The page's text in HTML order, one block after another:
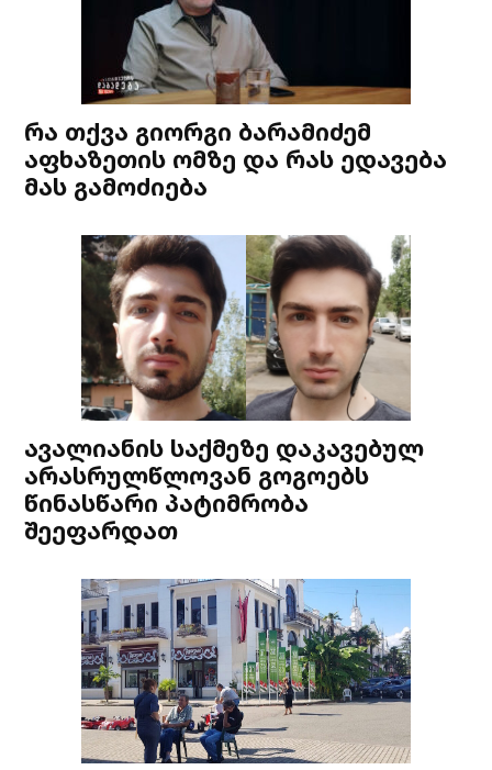
რა თქვა გიორგი ბარამიძემ
აფხაზეთის ომზე და რას ედავება
მას გამოძიება
ავალიანის საქმეზე დაკავებულ
არასრულწლოვან გოგოებს
წინასწარი პატიმრობა
შეეფარდათ